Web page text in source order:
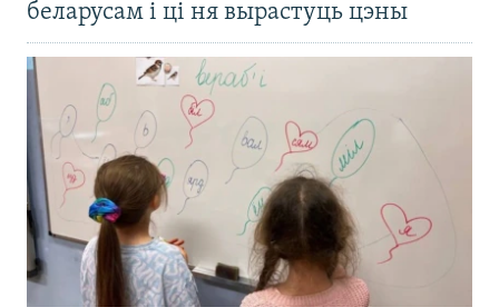
беларусам і ці ня вырастуць цэны